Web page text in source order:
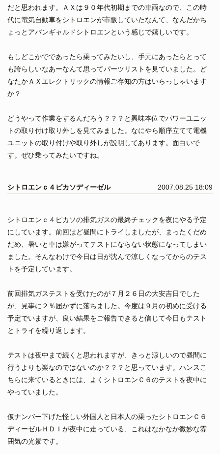
だと思われます。ＡＸは９０年代初期までの車両なので、この時
代に電気自動車をシトロエンが市販していたなんて、なんだかち
ょっとアバンギャルドシトロエンという感じで嬉しいです。
もしどこかでであったら乗ってみたいし、手元にあったらとって
も誇らしいなあーなんて思ってパーツリストを見ていました。ど
なたかＡＸエレクトリックの情報ご存知の方はいらっしゃいます
か？
どうやって作業をするんだろう？？？と興味本位でパワーユニッ
トの取り付け取り外しを見てみました。なにやら順序立てて電機
ユニットの取り付けや取り外しが説明してあります。面白いで
す。ぜひ乗ってみたいですね。
シトロエンｃ４ピカソディーゼル 2007.08.25 18:09
シトロエンｃ４ピカソの排気ガスの最終チェックを夜にやる予定
にしています。前回はど昼間にトライしましたが、まったくだめ
だめ、暑いと車は嫌がってテストにならない状態になってしまい
ました。そんなわけで今日は日が沈んで涼しくなってからのテス
トを予定しています。
前回排気ガステストを受けたのが７月２６日の大安吉日でした
が、見事に２％届かずに落ちました。今度は９月の初めに受ける
予定でいますが、良い結果をご報告できると信じて今日もテスト
とトライを繰り返します。
テストは夜中まで続くと思われますが、きっと涼しいので昼間に
行うよりも楽なのではないのか？？？と思っています。ハンスこ
ちらに来ているときには、よくシトロエンＣ６のテストを夜中に
やっていました。
仮ナンバー下げた怪しい外国人と日本人の乗ったシトロエンＣ６
ディーゼルＨＤＩが夜中に走っている、これはなかなか微妙な雰
囲気の光景です。